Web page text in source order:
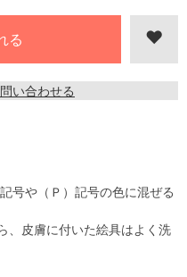
い合わせる
号や（Ｐ）記号の色に混ぜる
、皮膚に付いた絵具はよく洗